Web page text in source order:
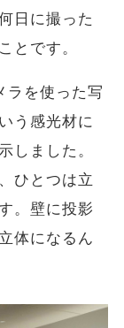
日に撮った
とです。
ラを使った写
う感光材に
しました。
ひとつは立
。壁に投影
体になるん